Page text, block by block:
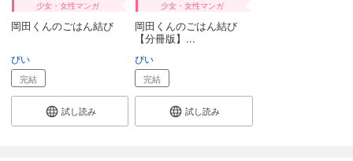
少女・女性マンガ
岡田くんのごはん結び
ぴい
完結
試し読み
少女・女性マンガ
岡田くんのごはん結び
【分冊版】...
ぴい
完結
試し読み